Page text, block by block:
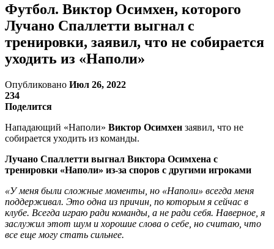
Футбол. Виктор Осимхен, которого
Лучано Спаллетти выгнал с
тренировки, заявил, что не собирается
уходить из «Наполи»
Опубликовано Июл 26, 2022
234
Поделится
Нападающий «Наполи» Виктор Осимхен заявил, что не
собирается уходить из команды.
Лучано Спаллетти выгнал Виктора Осимхена с
тренировки «Наполи» из-за споров с другими игроками
«У меня были сложные моменты, но «Наполи» всегда меня
поддерживал. Это одна из причин, по которым я сейчас в
клубе. Всегда играю ради команды, а не ради себя. Наверное, я
заслужил этот шум и хорошие слова о себе, но считаю, что
все еще могу стать сильнее.